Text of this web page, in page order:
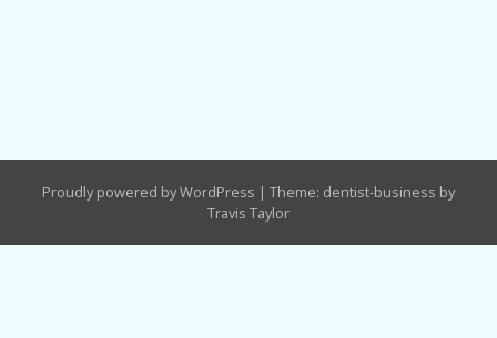
Proudly powered by WordPress | Theme: dentist-business by
Travis Taylor